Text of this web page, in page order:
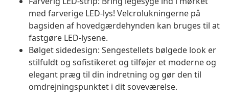
med farverige LED-lys! Velcrolukningerne på
bagsiden af hovedgærdehynden kan bruges til at
fastgøre LED-lysene.
Bølget sidedesign: Sengestellets bølgede look er
stilfuldt og sofistikeret og tilføjer et moderne og
elegant præg til din indretning og gør den til
omdrejningspunktet i dit soveværelse.